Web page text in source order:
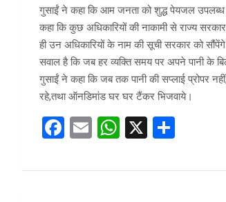
गुसाईं ने कहा कि आम जनता को शुद्ध पेयजल
कहा कि कुछ अधिकारियों की नाकामी से राज्य
ही उन अधिकारियों के नाम की सूची सरकार को
सवाल है कि जब हर व्यक्ति समय पर अपने पानी के
गुसाईं ने कहा कि जब तक पानी की सप्लाई प्रोपर
रहे,तथा ऑनडिमांड घर घर टैंकर भिजवाये।
F
ce
E
ail
W
at
X
ar